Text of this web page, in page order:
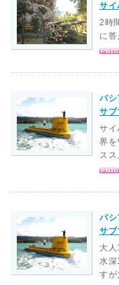
サイ
2時
に答
パシ
サ
サイ
界
スス
パシ
サブ
大
水
すが